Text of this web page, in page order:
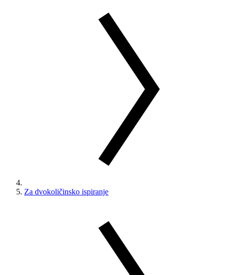
Za dvokoličinsko ispiranje